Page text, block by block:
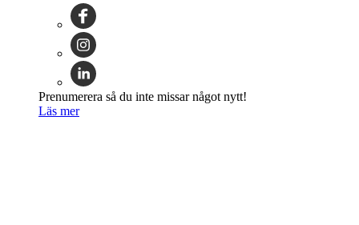
Prenumerera så du inte missar något nytt!
Läs mer